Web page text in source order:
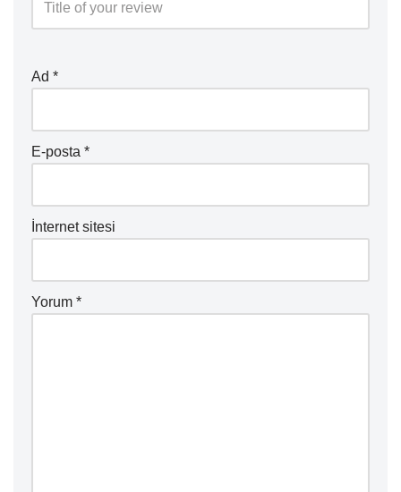
Ad *
E-posta *
İnternet sitesi
Yorum *